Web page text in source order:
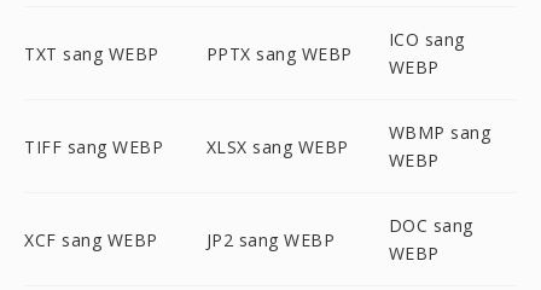
TXT sang WEBP PPTX sang WEBP
ICO sang
WEBP
TIFF sang WEBP XLSX sang WEBP
WBMP sang
WEBP
XCF sang WEBP JP2 sang WEBP
DOC sang
WEBP